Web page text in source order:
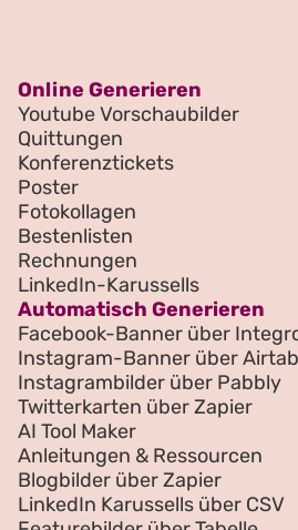
Online Generieren
Youtube Vorschaubilder
Quittungen
Konferenztickets
Poster
Fotokollagen
Bestenlisten
Rechnungen
LinkedIn-Karussells
Automatisch Generieren
Facebook-Banner über
Instagram-Banner über
Instagrambilder über Pabbly
Twitterkarten über Zapier
AI Tool Maker
Anleitungen & Ressourcen
Blogbilder über Zapier
LinkedIn Karussells über CSV